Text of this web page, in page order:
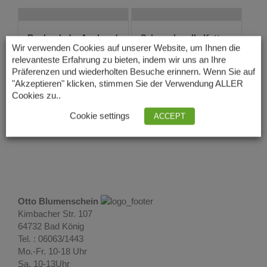
Rochenleder Armband
in rot
33,00€ Lieferzeit: 3 – 5
Tage
Schaumkoralle Kette
57,00€ Lieferzeit: 3 – 5
Tage
Otto Blumenschein
Kimbacher Str. 107
64732 Bad König
Tel. : 06063/1443
Mo.-Fr. 10-18 Uhr
Sa. 10-13Uhr
Wir verwenden Cookies auf unserer Website, um Ihnen die
relevanteste Erfahrung zu bieten, indem wir uns an Ihre
Präferenzen und wiederholten Besuche erinnern. Wenn Sie auf
"Akzeptieren" klicken, stimmen Sie der Verwendung ALLER
Cookies zu..
Cookie settings ACCEPT